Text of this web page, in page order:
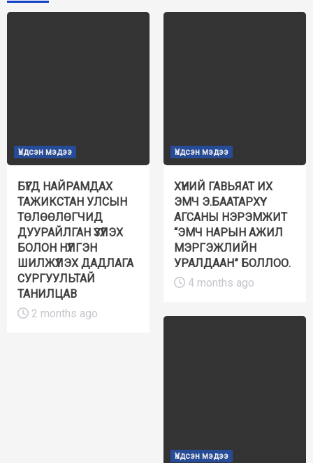
Үндсэн мэдээ
БҮГД НАЙРАМДАХ
ТАЖИКСТАН УЛСЫН
ТӨЛӨӨЛӨГЧИД
ДУУРАЙЛГАН ҮЗҮҮЛЭХ
БОЛОН НҮҮЛГЭН
ШИЛЖҮҮЛЭХ ДАДЛАГА
СУРГУУЛЬТАЙ
ТАНИЛЦАВ
2 months ago
Үндсэн мэдээ
ХҮНИЙ ГАВЬЯАТ ИХ
ЭМЧ Э.БААТАРХҮҮ
АГСАНЫ НЭРЭМЖИТ
“ЭМЧ НАРЫН АЖИЛ
МЭРГЭЖЛИЙН
УРАЛДААН” БОЛЛОО.
4 months ago
Үндсэн мэдээ